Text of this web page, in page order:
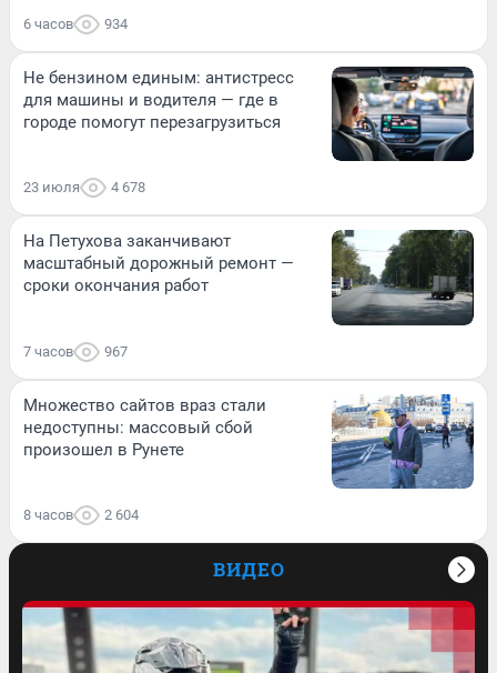
6 часов 934
Не бензином единым: антистресс
для машины и водителя — где в
городе помогут перезагрузиться
23 июля 4 678
На Петухова заканчивают
масштабный дорожный ремонт —
сроки окончания работ
7 часов 967
Множество сайтов враз стали
недоступны: массовый сбой
произошел в Рунете
8 часов 2 604
ВИДЕО